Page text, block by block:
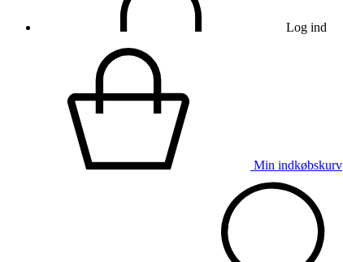
Log ind
Min indkøbskurv